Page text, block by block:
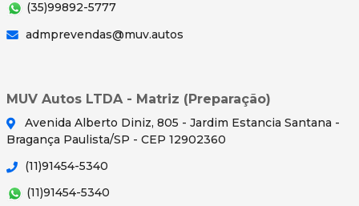
(35)99892-5777
admprevendas@muv.autos
MUV Autos LTDA - Matriz (Preparação)
Avenida Alberto Diniz, 805 - Jardim Estancia Santana -
Bragança Paulista/SP - CEP 12902360
(11)91454-5340
(11)91454-5340